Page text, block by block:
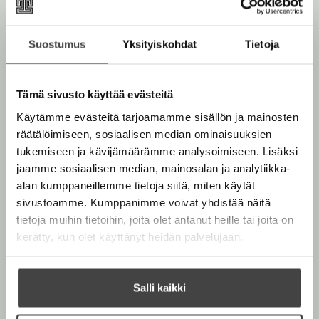
Suostumus Yksityiskohdat Tietoja
Tämä sivusto käyttää evästeitä
Käytämme evästeitä tarjoamamme sisällön ja mainosten
räätälöimiseen, sosiaalisen median ominaisuuksien
tukemiseen ja kävijämäärämme analysoimiseen. Lisäksi
jaamme sosiaalisen median, mainosalan ja analytiikka-
alan kumppaneillemme tietoja siitä, miten käytät
sivustoamme. Kumppanimme voivat yhdistää näitä
tietoja muihin tietoihin, joita olet antanut heille tai joita on
kerätty, kun olet käyttänyt heidän palvelujaan.
Salli kaikki
n
e
e
e
t
A
k
e
a
a
u
u
t
e
e
v
l
Saara Kesävuori
Saara Kesävuori
on viime vuosina laajentanut
monipuolista ja palkittua tuotantoaan trilleriin –
menestyksellä: "Saara Kesävuori kirjoittaa tämän
hetken kunnianhimoisinta dekkaria Suomessa", toteaa
dekkaritutkija Paula Arvas aiemmasta rikostrilogiasta.
Lue lisää tekijästä
S
a
K